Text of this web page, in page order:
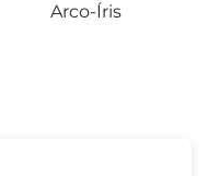
Arco-Íris